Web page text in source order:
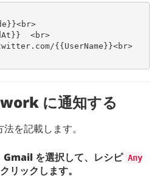
<br>
{{UserName}}<br>
に通知する
を記載します。
Gmail を選択して、レシピ Any
リックします。